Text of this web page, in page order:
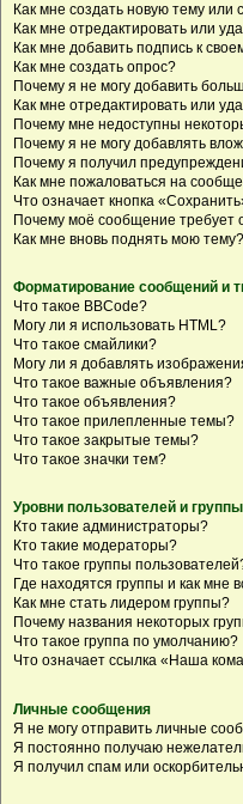
Как мне создать новую тему или
Как мне отредактировать или
Как мне добавить подпись к
Как мне создать опрос?
Почему я не могу добавить
Как мне отредактировать или
Почему мне недоступны
Почему я не могу добавлять
Почему я получил
Как мне пожаловаться на
Что означает кнопка
Почему моё сообщение требует
Как мне вновь поднять мою тему?
Форматирование сообщений и
Что такое BBCode?
Могу ли я использовать HTML?
Что такое смайлики?
Могу ли я добавлять
Что такое важные объявления?
Что такое объявления?
Что такое прилепленные темы?
Что такое закрытые темы?
Что такое значки тем?
Уровни пользователей и группы
Кто такие администраторы?
Кто такие модераторы?
Что такое группы
Где находятся группы и как мне
Как мне стать лидером группы?
Почему названия некоторых
Что такое группа по умолчанию?
Что означает ссылка «Наша
Личные сообщения
Я не могу отправить личные
Я постоянно получаю
Я получил спам или